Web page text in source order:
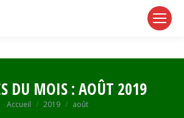
DU MOIS :AOÛT 2019
Vous êtes ici :
Accueil 2019 août